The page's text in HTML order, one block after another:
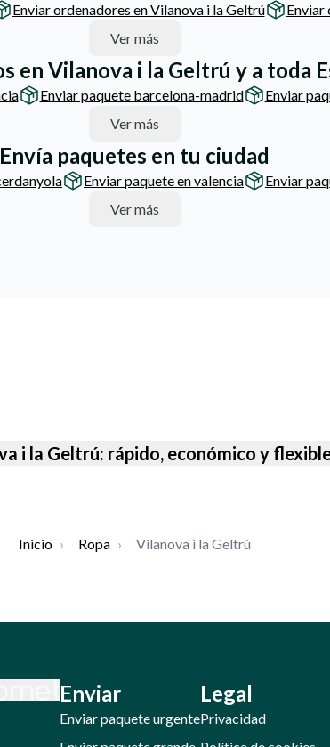
Enviar ordenadores en Vilanova i la Geltrú
Enviar
Ver más
en Vilanova i la Geltrú y a toda
Enviar paquete barcelona-madrid
Enviar
Ver más
Envía paquetes en tu ciudad
Enviar paquete en valencia
Enviar
Ver más
i la Geltrú: rápido, económico y
Inicio › Ropa › Vilanova i la Geltrú
Enviar
Enviar paquete urgente
Legal
Privacidad